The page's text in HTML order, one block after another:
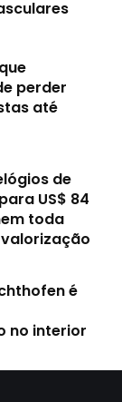
perder
até
de
US$ 84
toda
é
no interior